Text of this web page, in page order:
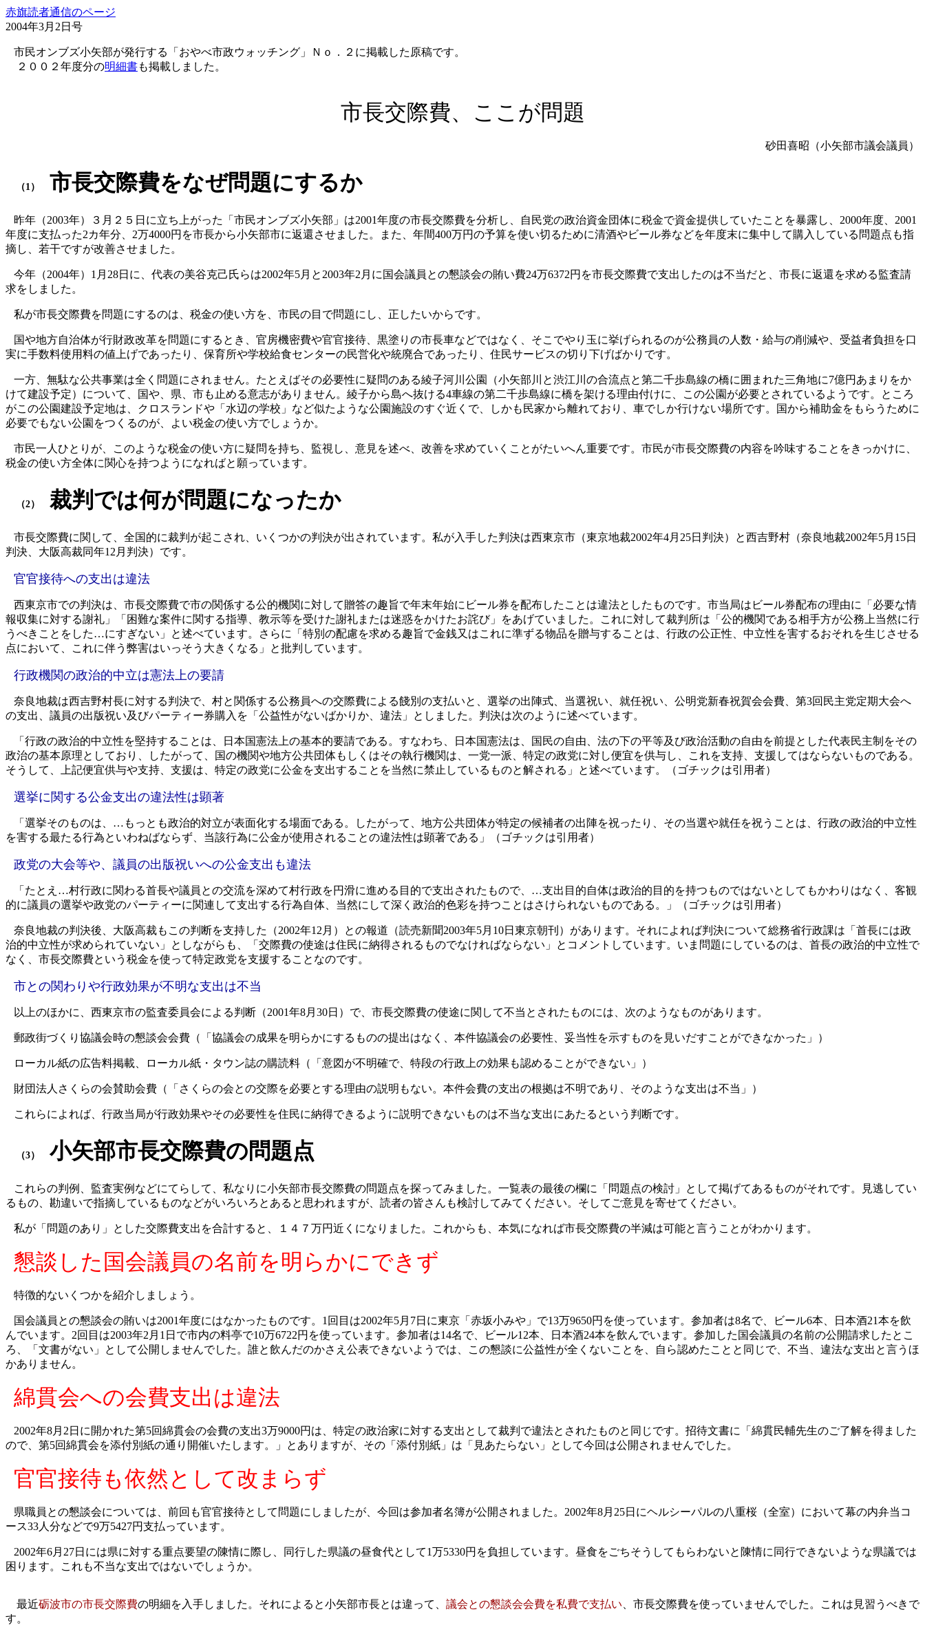
赤旗読者通信のページ
2004年3月2日号
市民オンブズ小矢部が発行する「おやべ市政ウォッチング」Ｎｏ．２に掲載した原稿です。
２００２年度分の明細書も掲載しました。
市長交際費、ここが問題
砂田喜昭（小矢部市議会議員）
（1） 市長交際費をなぜ問題にするか
昨年（2003年）３月２５日に立ち上がった「市民オンブズ小矢部」は2001年度の市長交際費を分析し、自民党の政治資金団体に税金で資金提供していたことを暴露し、 2000年度、 2001
年度に支払った2カ年分、 2万4000円を市長から小矢部市に返還させました。また、年間400万円の予算を使い切るために清酒やビール券などを年度末に集中して購入している問題点も指
摘し、若干ですが改善させました。
今年（2004年） 1 月 28日に、代表の美谷克己氏らは2002年5月と 2003年2 月に国会議員との懇談会の賄い費24万6372円を市長交際費で支出したのは不当だと、市長に返還を求める監査請
求をしました。
私が市長交際費を問題にするのは、税金の使い方を、市民の目で問題にし、正したいからです。
国や地方自治体が行財政改革を問題にするとき、官房機密費や官官接待、黒塗りの市長車などではなく、そこでやり玉に挙げられるのが公務員の人数・給与の削減や、受益者負担を口
実に手数料使用料の値上げであったり、保育所や学校給食センターの民営化や統廃合であったり、住民サービスの切り下げばかりです。
一方、無駄な公共事業は全く問題にされません。たとえばその必要性に疑問のある綾子河川公園（小矢部川と渋江川の合流点と第二千歩島線の橋に囲まれた三角地に7億円あまりをか
けて建設予定）について、国や、県、市も止める意志がありません。綾子から島へ抜ける4車線の第二千歩島線に橋を架ける理由付けに、この公園が必要とされているようです。ところ
がこの公園建設予定地は、クロスランドや「水辺の学校」など似たような公園施設のすぐ近くで、しかも民家から離れており、車でしか行けない場所です。国から補助金をもらうために
必要でもない公園をつくるのが、よい税金の使い方でしょうか。
市民一人ひとりが、このような税金の使い方に疑問を持ち、監視し、意見を述べ、改善を求めていくことがたいへん重要です。市民が市長交際費の内容を吟味することをきっかけに、
税金の使い方全体に関心を持つようになればと願っています。
（2） 裁判では何が問題になったか
市長交際費に関して、全国的に裁判が起こされ、いくつかの判決が出されています。私が入手した判決は西東京市（東京地裁2002年4月 25日判決）と西吉野村（奈良地裁2002年5月 15日
判決、大阪高裁同年12 月判決）です。
官官接待への支出は違法
西東京市での判決は、市長交際費で市の関係する公的機関に対して贈答の趣旨で年末年始にビール券を配布したことは違法としたものです。市当局はビール券配布の理由に「必要な情
報収集に対する謝礼」「困難な案件に関する指導、教示等を受けた謝礼または迷惑をかけたお詫び」をあげていました。これに対して裁判所は「公的機関である相手方が公務上当然に行
うべきことをした…にすぎない」と述べています。さらに「特別の配慮を求める趣旨で金銭又はこれに準ずる物品を贈与することは、行政の公正性、中立性を害するおそれを生じさせる
点において、これに伴う弊害はいっそう大きくなる」と批判しています。
行政機関の政治的中立は憲法上の要請
奈良地裁は西吉野村長に対する判決で、村と関係する公務員への交際費による餞別の支払いと、選挙の出陣式、当選祝い、就任祝い、公明党新春祝賀会会費、第3回民主党定期大会へ
の支出、議員の出版祝い及びパーティー券購入を「公益性がないばかりか、違法」としました。判決は次のように述べています。
「行政の政治的中立性を堅持することは、日本国憲法上の基本的要請である。すなわち、日本国憲法は、国民の自由、法の下の平等及び政治活動の自由を前提とした代表民主制をその
政治の基本原理としており、したがって、国の機関や地方公共団体もしくはその執行機関は、一党一派、特定の政党に対し便宜を供与し、これを支持、支援してはならないものである。
そうして、上記便宜供与や支持、支援は、特定の政党に公金を支出することを当然に禁止 しているものと解される」と述べています。（ゴチックは引用者）
選挙に関する公金支出の違法性は顕著
「選挙そのものは、…もっとも政治的対立が表面化する場面である。したがって、地方公共団体が特定の候補者の出陣を祝ったり、その当選や就任を祝うことは、行政の政治的中立性
を害する最たる行為といわねばならず、当該行為に公金が使用されることの違法性は顕著である」（ゴチックは引用者）
政党の大会等や、議員の出版祝いへの公金支出も違法
「たとえ…村行政に関わる首長や議員との交流を深めて村行政を円滑に進める目的で支出されたもので、…支出目的自体は政治的目的を持つものではないとしてもかわりはなく、 客観
的に議員の選挙や政党のパーティーに関連して支出する行為自体、当然にして深く政治的色彩を持つことはさけられないものである。」（ゴチックは引用者）
奈良地裁の判決後、大阪高裁もこの判断を支持した（2002年12 月）との報道（読売新聞2003年5月 10日東京朝刊）があります。それによれば判決について総務省行政課は「首長には政
治的中立性が求められていない」としながらも、「交際費の使途は住民に納得されるものでなければならない」とコメントしています。いま問題にしているのは、首長の政治的中立性で
なく、 市長交際費という税金を使って特定政党を支援することなのです。
市との関わりや行政効果が不明な支出は不当
以上のほかに、西東京市の監査委員会による判断（2001年8月 30日）で、市長交際費の使途に関して不当とされたものには、次のようなものがあります。
郵政街づくり協議会時の懇談会会費（「協議会の成果を明らかにするものの提出はなく、本件協議会の必要性、妥当性を示すものを見いだすことができなかった」）
ローカル紙の広告料掲載、ローカル紙・タウン誌の購読料（「意図が不明確で、特段の行政上の効果も認めることができない」）
財団法人さくらの会賛助会費（「さくらの会との交際を必要とする理由の説明もない。本件会費の支出の根拠は不明であり、そのような支出は不当」）
これらによれば、行政当局が行政効果やその必要性を住民に納得できるように説明できないものは不当な支出にあたるという判断です。
（3） 小矢部市長交際費の問題点
これらの判例、監査実例などにてらして、私なりに小矢部市長交際費の問題点を探ってみました。一覧表の最後の欄に「問題点の検討」として掲げてあるものがそれです。見逃してい
るもの、勘違いで指摘しているものなどがいろいろとあると思われますが、読者の皆さんも検討してみてください。そしてご意見を寄せてください。
私が「問題のあり」とした交際費支出を合計すると、１４７万円近くになりました。これからも、本気になれば市長交際費の半減は可能と言うことがわかります。
懇談した国会議員の名前を明らかにできず
特徴的ないくつかを紹介しましょう。
国会議員との懇談会の賄いは2001年度にはなかったものです。 1 回目は2002年5月 7日に東京「赤坂小みや」で13万9650円を使っています。参加者は8名で、ビール6本、日本酒21本を飲
んでいます。 2回目は2003年2 月 1 日で市内の料亭で10万6722円を使っています。参加者は14名で、ビール12本、日本酒24本を飲んでいます。参加した国会議員の名前の公開請求したとこ
ろ、「文書がない」として公開しませんでした。誰と飲んだのかさえ公表できないようでは、この懇談に公益性が全くないことを、自ら認めたことと同じで、不当、違法な支出と言うほ
かありません。
綿貫会への会費支出は違法
2002年8月 2 日に開かれた第5回綿貫会の会費の支出3万9000円は、特定の政治家に対する支出として裁判で違法とされたものと同じです。招待文書に「綿貫民輔先生のご了解を得ました
ので、第5回綿貫会を添付別紙の通り開催いたします。」とありますが、その「添付別紙」は「見あたらない」として今回は公開されませんでした。
官官接待も依然として改まらず
県職員との懇談会については、前回も官官接待として問題にしましたが、今回は参加者名簿が公開されました。 2002年8月 25日にヘルシーパルの八重桜（全室）において幕の内弁当コ
ース33人分などで9万5427円支払っています。
2002年6月 27日には県に対する重点要望の陳情に際し、同行した県議の昼食代として1万5330円を負担しています。昼食をごちそうしてもらわないと陳情に同行できないような県議では
困ります。これも不当な支出ではないでしょうか。
最近砺波市の市長交際費の明細を入手しました。それによると小矢部市長とは違って、 議会との懇談会会費を私費で支払い 、市長交際費を使っていませんでした。これは見習うべきで
す。